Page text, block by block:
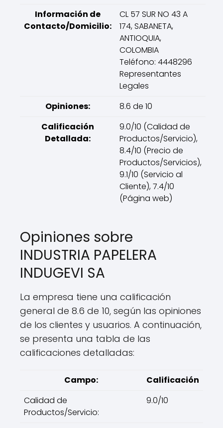
Información de
Contacto/Domicilio:
CL 57 SUR NO 43 A
174, SABANETA,
ANTIOQUIA,
COLOMBIA
Teléfono: 4448296
Representantes
Legales
Opiniones:
8.6 de 10
Calificación
Detallada:
9.0/10 (Calidad de
Productos/Servicio),
8.4/10 (Precio de
Productos/Servicios),
9.1/10 (Servicio al
Cliente), 7.4/10
(Página web)
Opiniones sobre
INDUSTRIA PAPELERA
INDUGEVI SA
La empresa tiene una calificación
general de 8.6 de 10, según las opiniones
de los clientes y usuarios. A continuación,
se presenta una tabla de las
calificaciones detalladas:
Campo:
Calificación
Calidad de
Productos/Servicio:
9.0/10